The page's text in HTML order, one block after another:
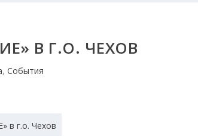
В Г.О. ЧЕХОВ
, События